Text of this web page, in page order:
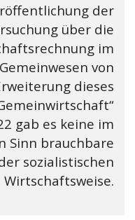
der
über die
im
von
dieses
gab es keine im
Sinn brauchbare
sozialistischen
Wirtschaftsweise.